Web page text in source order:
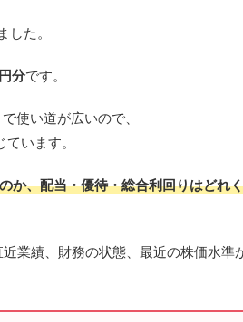
た。
分です。
使い道が広いので、
います。
か、配当・優待・総合利回りはどれ
績、財務の状態、最近の株価水準